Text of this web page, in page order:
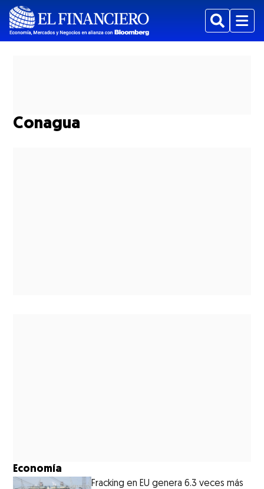
BuscarMenu
Conagua
Economía
Fracking en EU genera 6.3 veces más